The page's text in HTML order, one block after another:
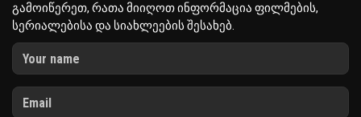
გამოიწერეთ, რათა მიიღოთ ინფორმაცია ფილმების,
სერიალებისა და სიახლეების შესახებ.